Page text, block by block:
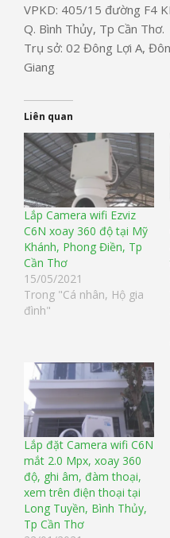
VPKD: 405/15 đường F4
Q. Bình Thủy, Tp Cần Thơ.
Trụ sở: 02 Đông Lợi A,
Giang
Liên quan
Lắp Camera wifi Ezviz
C6N xoay 360 độ tại Mỹ
Khánh, Phong Điền, Tp
Cần Thơ
15/05/2021
Trong "Cá nhân, Hộ gia
đình"
Lắp đặt Camera wifi C6N
mắt 2.0 Mpx, xoay 360
độ, ghi âm, đàm thoại,
xem trên điện thoại tại
Long Tuyền, Bình Thủy,
Tp Cần Thơ